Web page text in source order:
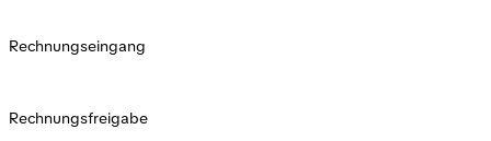
Rechnungseingang
Rechnungsfreigabe